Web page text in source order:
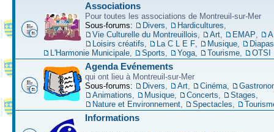
Associations
Pour toutes les associations de Montreuil-sur-Mer
Sous-forums:
Divers, Hardicultures,
Vie Culturelle du Montreuillois, Art, EMAP,
Loisirs créatifs, La C L E F, Musique,
L'Harmonie Municipale, Sports, Yoga, Tourisme, OTSI
Agenda Evénements
qui ont lieu à Montreuil-sur-Mer
Sous-forums:
Divers, Art, Cinéma,
Animations, Musique, Concerts, Stages,
Nature et Environnement, Spectacles,
Informations